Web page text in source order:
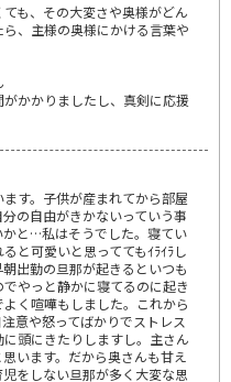
も、その大変さや奥様がどん
、主様の奥様にかける言葉や
かかりましたし、真剣に応援
す。子供が産まれてから部屋
の自由がきかないっていう事
と…私はそうでした。寝てい
と可愛いと思っててもｲﾗｲﾗし
出勤の旦那が起きるといつも
やっと静かに寝てるのに起き
く喧嘩もしました。これから
意や怒ってばかりでストレス
頭にきたりしますし。主さん
います。だから奥さんも甘え
をしない旦那が多く大変な思